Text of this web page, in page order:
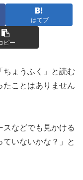
はてブ
ピー
ちょうふく」と読む
たことはありません
などでも見かける
いないかな？」と